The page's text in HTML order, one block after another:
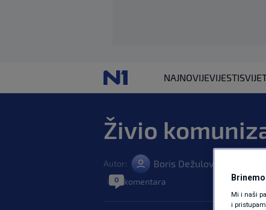
NAJNOVIJEVIJESTI
Živio
Autor: Boris Dežulović
0 komentara
Mi i naši
i